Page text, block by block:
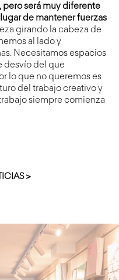
será muy diferente
de mantener fuerzas
girando la cabeza de
al lado y
Necesitamos espacios
desvío del que
lo que no queremos es
del trabajo creativo y
siempre comienza
>